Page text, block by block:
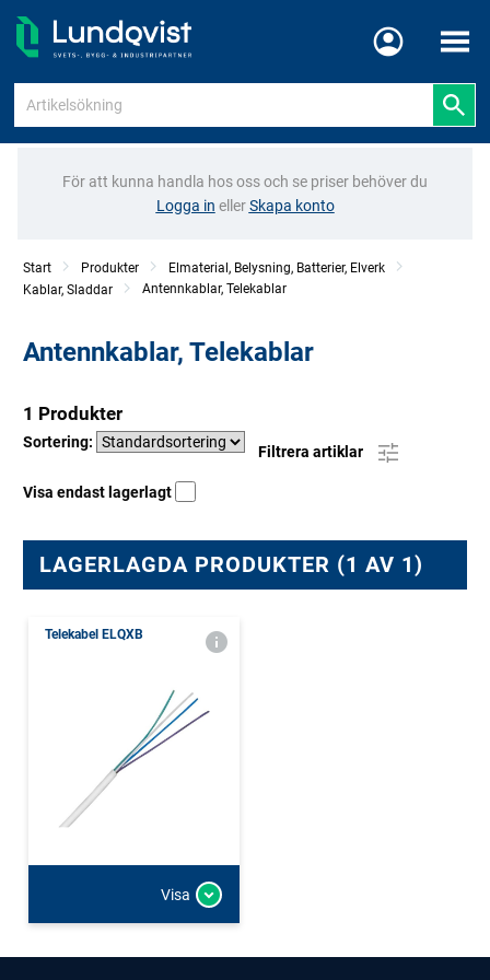
Meny
För att kunna handla hos oss och se priser behöver du
Logga in ellerSkapa konto
Start Produkter
Elmaterial, Belysning, Batterier, Elverk
Kablar, Sladdar
Antennkablar, Telekablar
Antennkablar, Telekablar
1 Produkter
Sortering:
Filtrera artiklar
Visa endast lagerlagt
LAGERLAGDA PRODUKTER (1 AV 1)
Telekabel ELQXB
Visa